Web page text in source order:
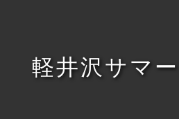
軽井沢サマ